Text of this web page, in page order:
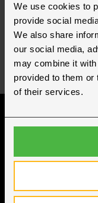
We use cookies to
provide social
We also share
our social media,
may combine it
provided to them or
of their services.
publikumstelt
Erfaringen fra
Læs mere
Hallgruppen ApS